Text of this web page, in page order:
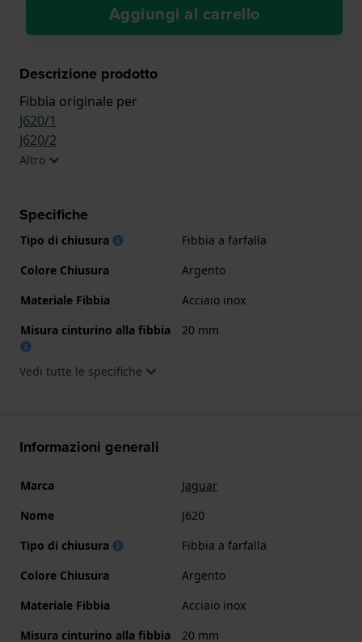
Aggiungi al carrello
Descrizione prodotto
Fibbia originale per
J620/1
J620/2
Altro
Specifiche
Tipo di chiusura
Fibbia a farfalla
Colore Chiusura
Argento
Materiale Fibbia
Acciaio inox
Misura cinturino alla fibbia
20 mm
Vedi tutte le specifiche
Informazioni generali
Marca
Jaguar
Nome
J620
Tipo di chiusura
Fibbia a farfalla
Colore Chiusura
Argento
Materiale Fibbia
Acciaio inox
Misura cinturino alla fibbia
20 mm